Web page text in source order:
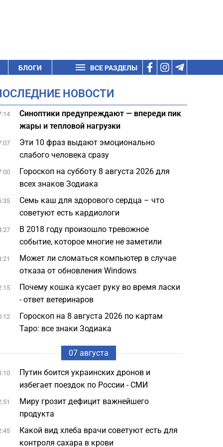
БЛОГИ ВСЕ РАЗДЕЛЫ
НОВОСТИ
Синоптики предупреждают — впереди пик
жары и тепловой нагрузки
Эти 10 фраз выдают эмоционально
слабого человека сразу
Гороскоп на субботу 8 августа 2026 для
всех знаков Зодиака
Семь каш для здорового сердца – что
советуют есть кардиологи
В 2018 году произошло тревожное
событие, которое многие не заметили
Может ли сломаться компьютер в случае
отказа от обновления Windows
Почему кошка кусает руку во время ласки
- ответ ветеринаров
Гороскоп на 8 августа 2026 по картам
Таро: все знаки Зодиака
07 августа
Путин боится украинских дронов и
избегает поездок по России - СМИ
Миру грозит дефицит важнейшего
продукта
Какой вид хлеба врачи советуют есть для
контроля сахара в крови